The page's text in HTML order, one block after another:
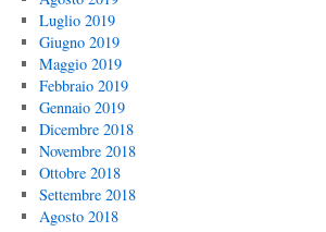
Luglio 2019
Giugno 2019
Maggio 2019
Febbraio 2019
Gennaio 2019
Dicembre 2018
Novembre 2018
Ottobre 2018
Settembre 2018
Agosto 2018